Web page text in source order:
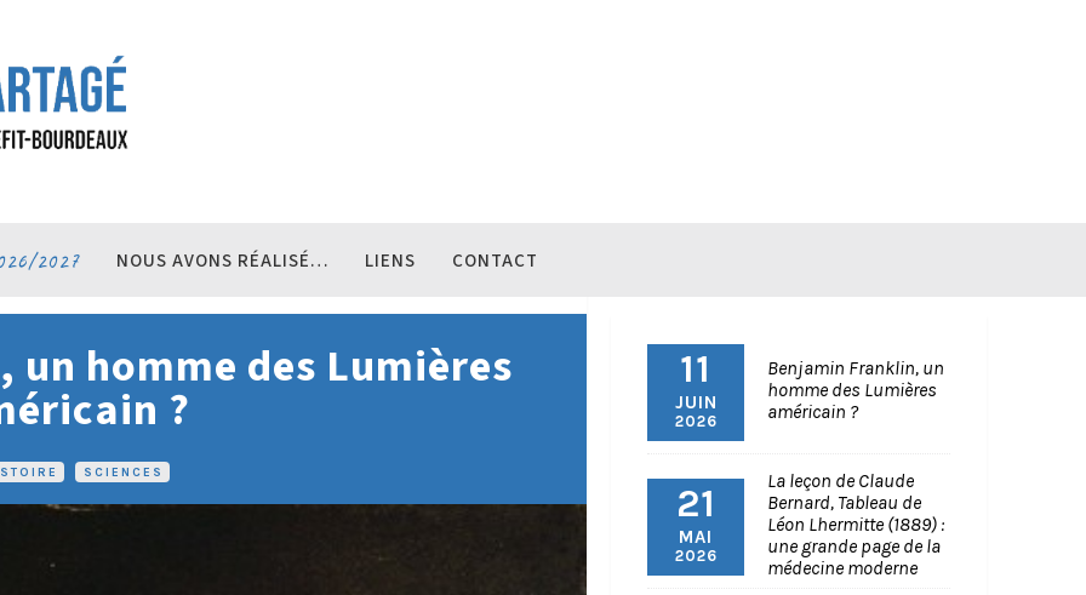
2027 NOUS AVONS RÉALISÉ… LIENS CONTACT
SCIENCES
homme des Lumières
?
11
JUIN
2026
Benjamin Franklin, un
homme des Lumières
américain ?
21
MAI
2026
La leçon de Claude
Bernard, Tableau de
Léon Lhermitte (1889) :
une grande page de la
médecine moderne